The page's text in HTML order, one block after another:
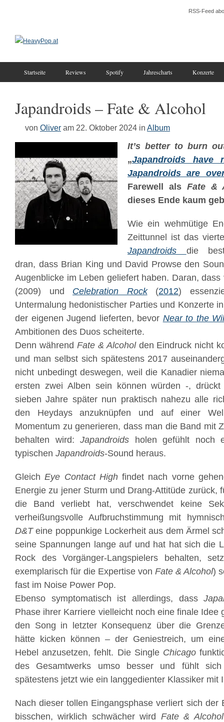
RSS-Feed
Startseite Reviews Spotify Jahrescharts Konzerte
Japandroids – Fate & Alcohol
von Oliver am 22. Oktober 2024 in Album
It’s better to burn
„Japandroids
Japandroids are
Farewell als Fate &
dieses Ende kaum
Wie ein wehmütige
Zeittunnel ist das
Japandroids
die
dran, dass Brian King und David Prowse den
Augenblicke im Leben geliefert haben. Daran,
(2009) und Celebration Rock(2012)
Untermalung hedonistischer Parties und Konzerte
der eigenen Jugend lieferten, bevor Near to the
Ambitionen des Duos scheiterte.
Denn während Fate & Alcoholden Eindruck nicht
und man selbst sich spätestens 2017
nicht unbedingt deswegen, weil die Kanadier
ersten zwei Alben sein können würden -, drückt
sieben Jahre später nun praktisch nahezu alle
den Heydays anzuknüpfen und auf einer
Momentum zu generieren, dass man die Band mit
behalten wird:Japandroids holen gefühlt noch
typischen Japandroids-Sound heraus.
GleichEye Contact Highfindet nach vorne
Energie zu jener Sturm und Drang-Attitüde zurück,
die Band verliebt hat, verschwendet keine
verheißungsvolle Aufbruchstimmung mit
D&Teine poppunkige Lockerheit aus dem Ärmel
seine Spannungen lange auf und hat hat sich die
Rock des Vorgänger-Langspielers behalten,
exemplarisch für die Expertise von Fate & Alcohol)
fast im Noise Power Pop.
Ebenso symptomatisch ist allerdings, dass
Phase ihrer Karriere vielleicht noch eine finale Idee
den Song in letzter Konsequenz über die
hätte kicken können – der Geniestreich, um
Hebel anzusetzen, fehlt. Die Single Chicago
des Gesamtwerks umso besser und fühlt
spätestens jetzt wie ein langgedienter Klassiker mit
Nach dieser tollen Eingangsphase verliert sich der
bisschen, wirklich schwächer wird Fate & Alcohol